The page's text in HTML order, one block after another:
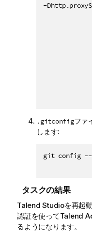
-
.gitconfigファ
します:
git config
タスクの結果
Talend Studioを再起
認証を使ってTalend
るようになります。